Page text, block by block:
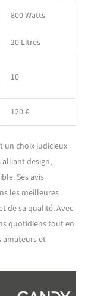
800 Watts
20 Litres
10
120 €
un choix judicieux
design,
Ses avis
les meilleures
de sa qualité. Avec
quotidiens tout en
amateurs et